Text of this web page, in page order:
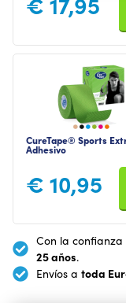
CureTape® Sports
Adhesivo
€ 10,95
Con la
25 años.
Envíos a toda